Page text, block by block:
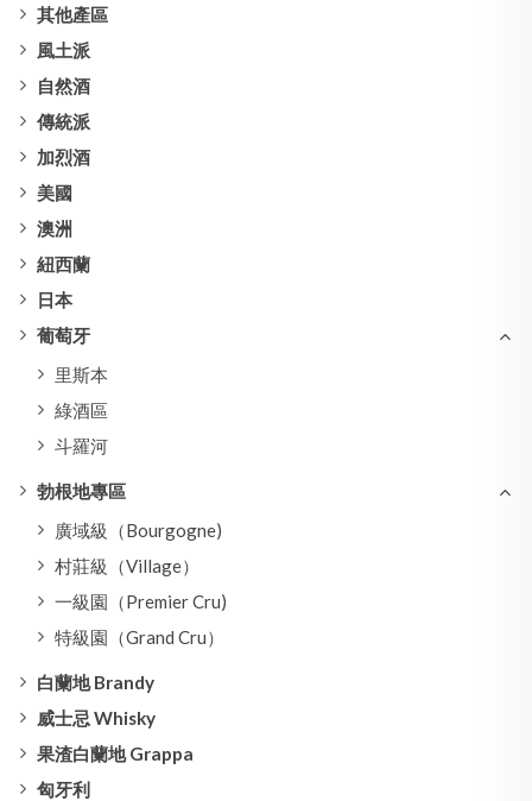
其他產區
風土派
自然酒
傳統派
加烈酒
美國
澳洲
紐西蘭
日本
葡萄牙
里斯本
綠酒區
斗羅河
勃根地專區
廣域級（Bourgogne)
村莊級（Village）
一級園（Premier Cru)
特級園（Grand Cru）
白蘭地 Brandy
威士忌 Whisky
果渣白蘭地 Grappa
匈牙利